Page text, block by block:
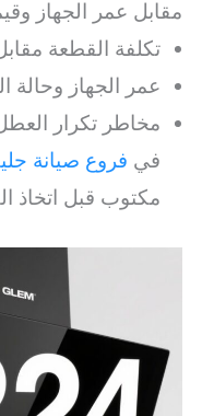
مقابل عمر الجهاز
تكلفة القطعة
عمر الجهاز وحالة
مخاطر تكرار
في فروع صيانة
مكتوب قبل اتخاذ